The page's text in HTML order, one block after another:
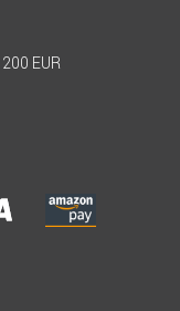
EUR